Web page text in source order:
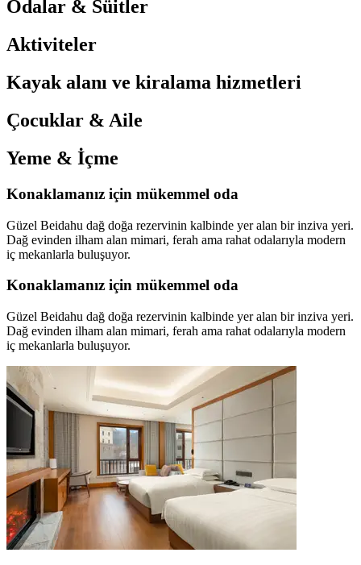
Odalar & Süitler
Aktiviteler
Kayak alanı ve kiralama hizmetleri
Çocuklar & Aile
Yeme & İçme
Konaklamanız için mükemmel oda
Güzel Beidahu dağ doğa rezervinin kalbinde yer alan bir inziva yeri.
Dağ evinden ilham alan mimari, ferah ama rahat odalarıyla modern
iç mekanlarla buluşuyor.
Konaklamanız için mükemmel oda
Güzel Beidahu dağ doğa rezervinin kalbinde yer alan bir inziva yeri.
Dağ evinden ilham alan mimari, ferah ama rahat odalarıyla modern
iç mekanlarla buluşuyor.